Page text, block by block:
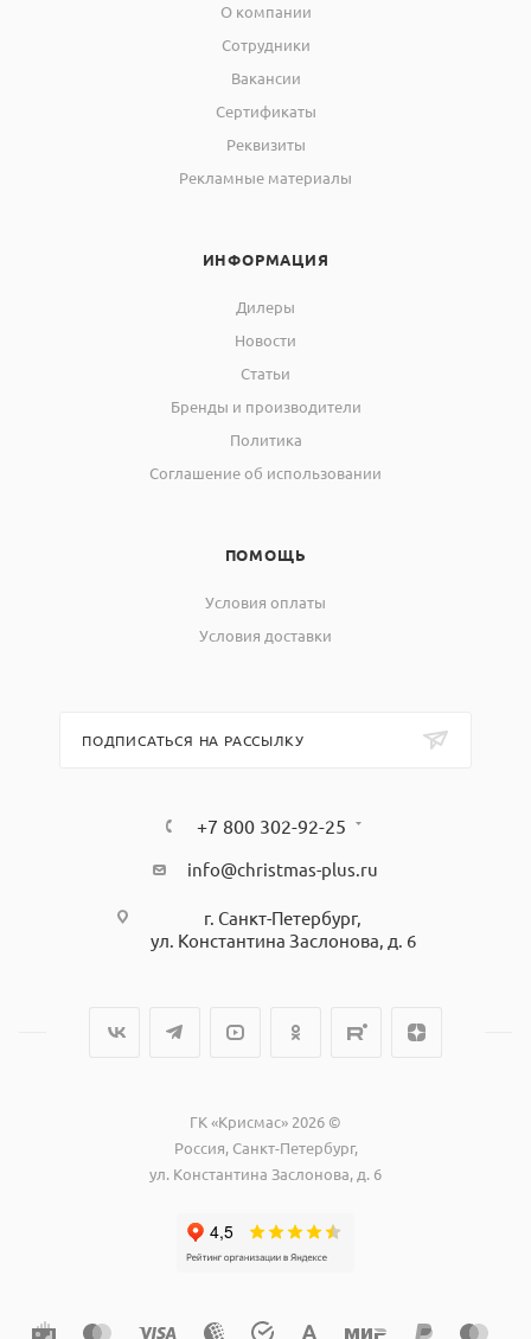
Частота питающей сети, Гц
50
9. Регулирование скорости
изменения температуры,°С/
От 1 до 15
10. Дискретность задания
11. Дискретность задания
1
12. Дискретность задания
1
13. Максимальное
количество задаваемых
20
повышения (понижения) и
поддержания температуры
15
О компании
Сотрудники
Вакансии
Сертификаты
Реквизиты
Рекламные материалы
ИНФОРМАЦИЯ
Дилеры
Новости
Статьи
Бренды и производители
Политика
Соглашение об использовании
ПОМОЩЬ
Условия оплаты
Условия доставки
ПОДПИСАТЬСЯ НА РАССЫЛКУ
+7 800 302-92-25
info@christmas-plus.ru
г. Санкт-Петербург,
ул. Константина Заслонова, д. 6
ГК «Крисмас» 2026 ©
Россия, Санкт-Петербург,
ул. Константина Заслонова, д. 6